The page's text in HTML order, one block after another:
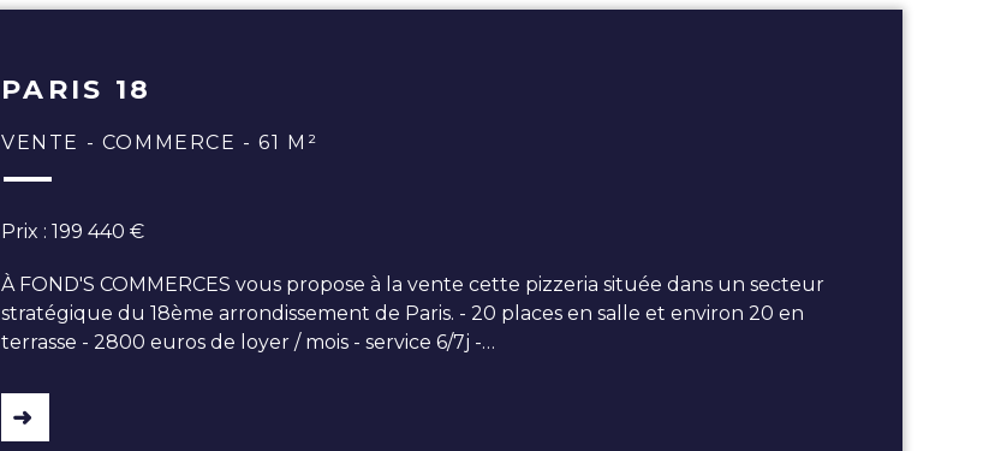
PARIS 18
VENTE - COMMERCE - 61 M²
Prix : 199 440 €
À FOND'S COMMERCES vous propose à la vente cette pizzeria située dans un secteur
stratégique du 18ème arrondissement de Paris. - 20 places en salle et environ 20 en
terrasse - 2800 euros de loyer / mois - service 6/7j -…